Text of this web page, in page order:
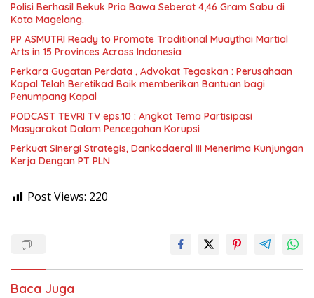
Polisi Berhasil Bekuk Pria Bawa Seberat 4,46 Gram Sabu di
Kota Magelang.
PP ASMUTRI Ready to Promote Traditional Muaythai Martial
Arts in 15 Provinces Across Indonesia
Perkara Gugatan Perdata , Advokat Tegaskan : Perusahaan
Kapal Telah Beretikad Baik memberikan Bantuan bagi
Penumpang Kapal
PODCAST TEVRI TV eps.10 : Angkat Tema Partisipasi
Masyarakat Dalam Pencegahan Korupsi
Perkuat Sinergi Strategis, Dankodaeral III Menerima Kunjungan
Kerja Dengan PT PLN
Post Views: 220
Baca Juga